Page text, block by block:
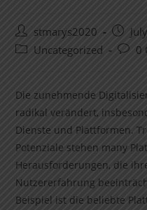
stmarys2020
Uncategorized
0
Die zunehmende
radikal verändert,
Dienste und Plattformen.
Potenziale stehen many
Herausforderungen, die
Nutzererfahrung
Beispiel ist die beliebte